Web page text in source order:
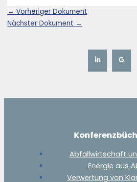
← Vorheriger Dokument
Nächster Dokument →
Abfallwirtschaft
Energie aus
Verwertung von